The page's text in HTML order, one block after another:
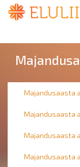
Skip
Majandusaasta
Majandusaasta
Majandusaasta
Majandusaasta